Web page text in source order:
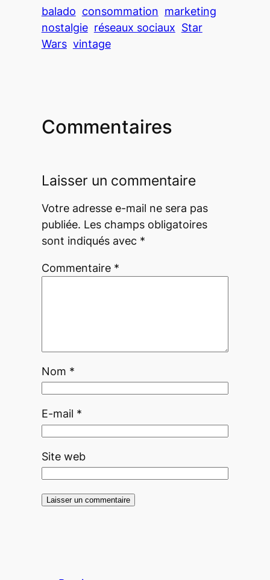
balado consommation marketing
nostalgie réseaux sociaux Star
Wars vintage
Commentaires
Laisser un commentaire
Votre adresse e-mail ne sera pas
publiée. Les champs obligatoires
sont indiqués avec *
Commentaire *
Nom *
E-mail *
Site web